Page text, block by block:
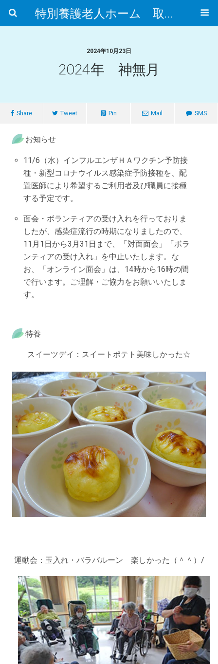
特別養護老人ホーム 取手市ふれあいの郷
2024年10月23日
2024年 神無月
Share Tweet Pin Mail SMS
お知らせ
11/6（水）インフルエンザＨＡワクチン予防接
種・新型コロナウイルス感染症予防接種を、配
置医師により希望するご利用者及び職員に接種
する予定です。
面会・ボランティアの受け入れを行っておりま
したが、感染症流行の時期になりましたので、
11月1日から3月31日まで、「対面面会」「ボラ
ンティアの受け入れ」を中止いたします。な
お、「オンライン面会」は、14時から16時の間
で行います。ご理解・ご協力をお願いいたしま
す。
特養
スイーツデイ：スイートポテト美味しかった☆
運動会：玉入れ・パラバルーン 楽しかった（＾＾）/